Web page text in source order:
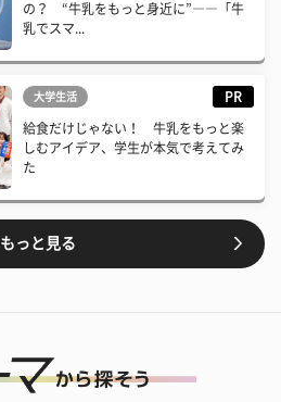
の？ “牛乳をもっと身近に”――「牛
乳でスマ...
大学生活 PR
給食だけじゃない！ 牛乳をもっと楽
しむアイデア、学生が本気で考えてみ
た
もっと見る